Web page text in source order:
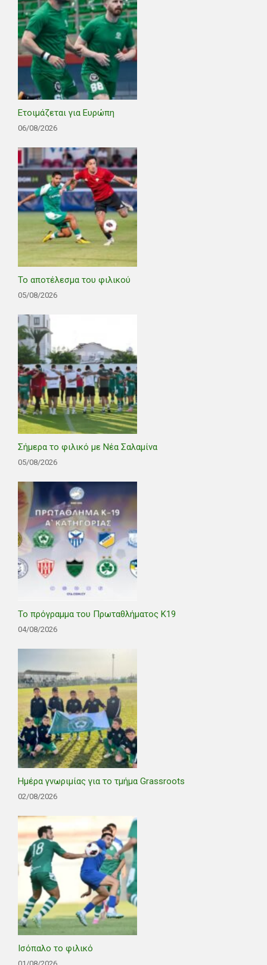
Ετοιμάζεται για Ευρώπη
06/08/2026
Το αποτέλεσμα του φιλικού
05/08/2026
Σήμερα το φιλικό με Νέα Σαλαμίνα
05/08/2026
Το πρόγραμμα του Πρωταθλήματος Κ19
04/08/2026
Ημέρα γνωριμίας για το τμήμα Grassroots
02/08/2026
Ισόπαλο το φιλικό